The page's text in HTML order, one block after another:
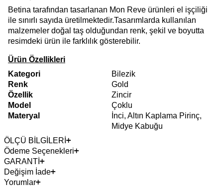
Betina tarafından tasarlanan Mon Reve ürünleri el işçiliği
ile sınırlı sayıda üretilmektedir.Tasarımlarda kullanılan
malzemeler doğal taş olduğundan renk, şekil ve boyutta
resimdeki ürün ile farklılık gösterebilir.
Ürün Özellikleri
Kategori
Bilezik
Renk
Gold
Özellik
Zincir
Model
Çoklu
Materyal
İnci, Altın Kaplama Pirinç,
Midye Kabuğu
ÖLÇÜ BİLGİLERİ
Ödeme Seçenekleri
GARANTİ
Değişim İade
Yorumlar